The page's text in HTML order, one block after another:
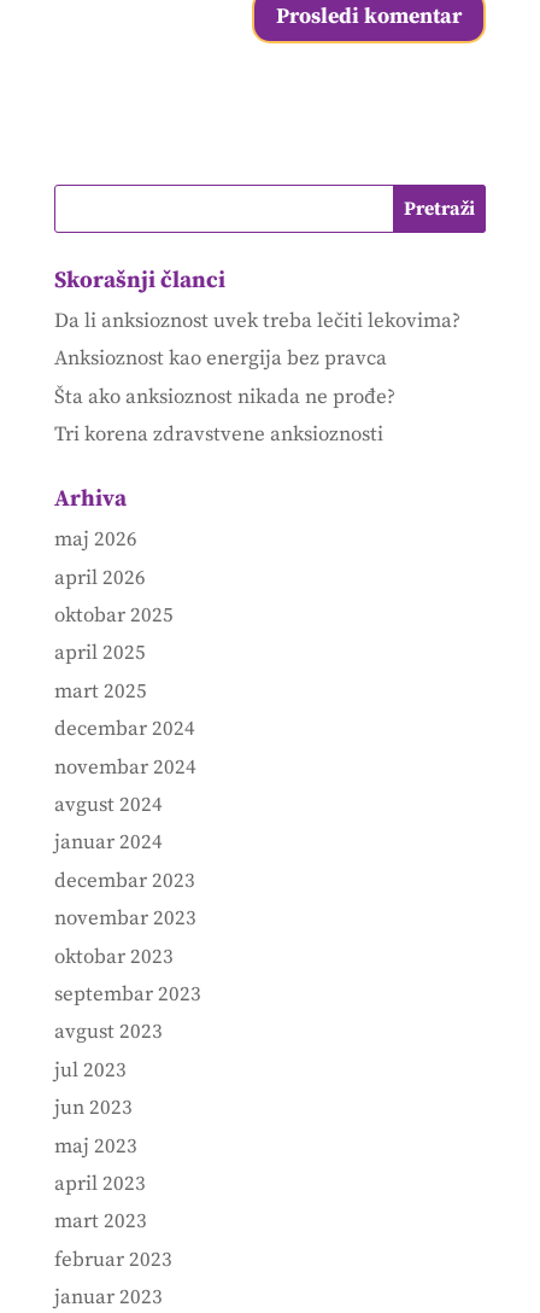
Skorašnji članci
Da li anksioznost uvek treba lečiti lekovima?
Anksioznost kao energija bez pravca
Šta ako anksioznost nikada ne prođe?
Tri korena zdravstvene anksioznosti
Arhiva
maj 2026
april 2026
oktobar 2025
april 2025
mart 2025
decembar 2024
novembar 2024
avgust 2024
januar 2024
decembar 2023
novembar 2023
oktobar 2023
septembar 2023
avgust 2023
jul 2023
jun 2023
maj 2023
april 2023
mart 2023
februar 2023
januar 2023